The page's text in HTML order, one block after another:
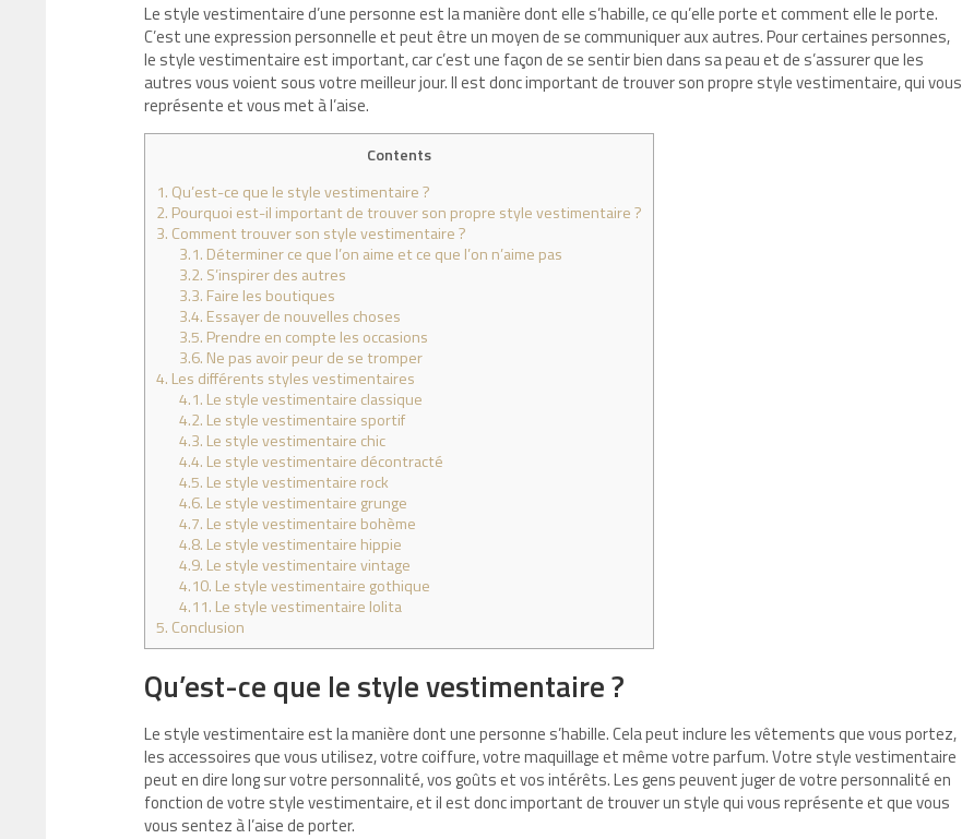
Le style vestimentaire d’une personne est la manière dont elle s’habille, ce qu’elle porte et comment elle le porte.
C’est une expression personnelle et peut être un moyen de se communiquer aux autres. Pour certaines personnes,
le style vestimentaire est important, car c’est une façon de se sentir bien dans sa peau et de s’assurer que les
autres vous voient sous votre meilleur jour. Il est donc important de trouver son propre style vestimentaire, qui vous
représente et vous met à l’aise.
Contents
1. Qu’est-ce que le style vestimentaire ?
2. Pourquoi est-il important de trouver son propre style vestimentaire ?
3. Comment trouver son style vestimentaire ?
3.1. Déterminer ce que l’on aime et ce que l’on n’aime pas
3.2. S’inspirer des autres
3.3. Faire les boutiques
3.4. Essayer de nouvelles choses
3.5. Prendre en compte les occasions
3.6. Ne pas avoir peur de se tromper
4. Les différents styles vestimentaires
4.1. Le style vestimentaire classique
4.2. Le style vestimentaire sportif
4.3. Le style vestimentaire chic
4.4. Le style vestimentaire décontracté
4.5. Le style vestimentaire rock
4.6. Le style vestimentaire grunge
4.7. Le style vestimentaire bohème
4.8. Le style vestimentaire hippie
4.9. Le style vestimentaire vintage
4.10. Le style vestimentaire gothique
4.11. Le style vestimentaire lolita
5. Conclusion
Qu’est-ce que le style vestimentaire ?
Le style vestimentaire est la manière dont une personne s’habille. Cela peut inclure les vêtements que vous portez,
les accessoires que vous utilisez, votre coiffure, votre maquillage et même votre parfum. Votre style vestimentaire
peut en dire long sur votre personnalité, vos goûts et vos intérêts. Les gens peuvent juger de votre personnalité en
fonction de votre style vestimentaire, et il est donc important de trouver un style qui vous représente et que vous
vous sentez à l’aise de porter.